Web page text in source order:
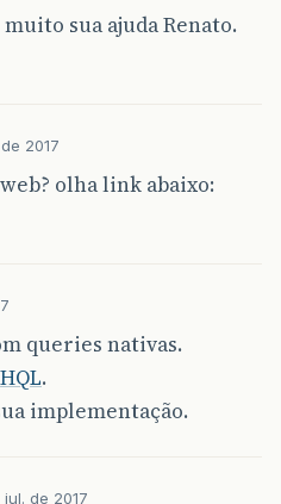
sua ajuda Renato.
2017
olha link abaixo:
queries nativas.
HQL.
implementação.
jul. de 2017